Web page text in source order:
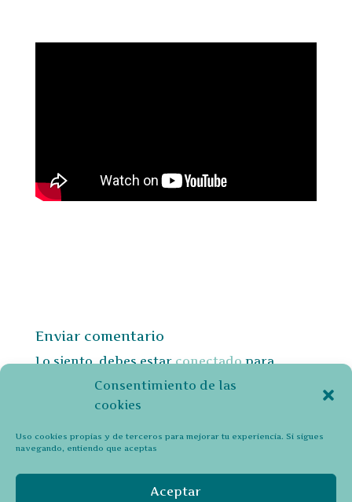
Consentimiento de las
cookies
Uso cookies propias y de terceros para mejorar tu experiencia. Si sigues
navegando, entiendo que aceptas
Aceptar
Enviar comentario
Lo siento, debes estarconectadopara
publicar un comentario.
Declaración de privacidad